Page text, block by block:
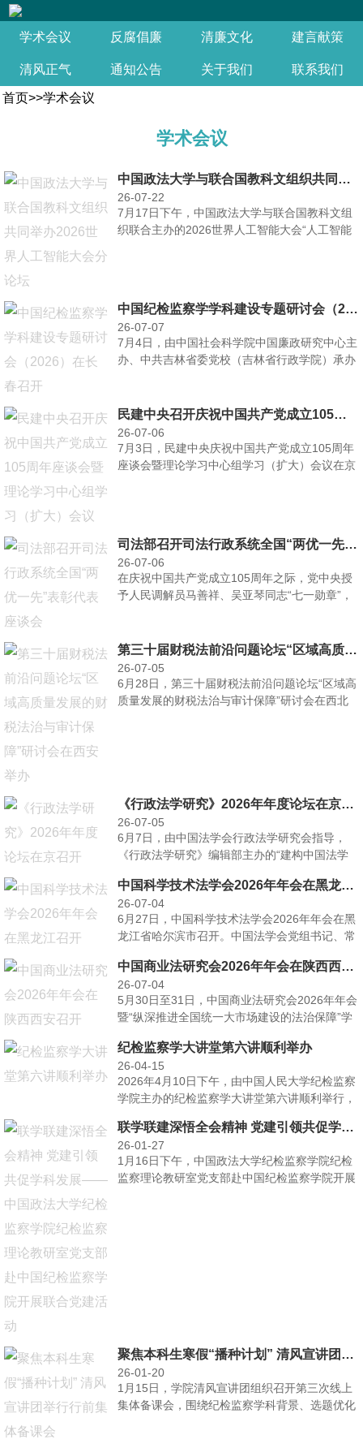
学术会议 反腐倡廉 清廉文化 建言献策
清风正气 通知公告 关于我们 联系我们
首页>>学术会议
学术会议
中国政法大学与联合国教科文组织共同举办2026世界人工智能大会分论坛
26-07-22
7月17日下午，中国政法大学与联合国教科文组
织联合主办的2026世界人工智能大会“人工智能
中国纪检监察学学科建设专题研讨会（2026）在长春召开
26-07-07
7月4日，由中国社会科学院中国廉政研究中心主
办、中共吉林省委党校（吉林省行政学院）承办
民建中央召开庆祝中国共产党成立105周年座谈会暨理论学习中心组学习（扩大）会议
26-07-06
7月3日，民建中央庆祝中国共产党成立105周年
座谈会暨理论学习中心组学习（扩大）会议在京
司法部召开司法行政系统全国“两优一先”表彰代表座谈会
26-07-06
在庆祝中国共产党成立105周年之际，党中央授
予人民调解员马善祥、吴亚琴同志“七一勋章”，
第三十届财税法前沿问题论坛“区域高质量发展的财税法治与审计保障”研讨会在西安举办
26-07-05
6月28日，第三十届财税法前沿问题论坛“区域高
质量发展的财税法治与审计保障”研讨会在西北
《行政法学研究》2026年年度论坛在京召开
26-07-05
6月7日，由中国法学会行政法学研究会指导，
《行政法学研究》编辑部主办的“建构中国法学
中国科学技术法学会2026年年会在黑龙江召开
26-07-04
6月27日，中国科学技术法学会2026年年会在黑
龙江省哈尔滨市召开。中国法学会党组书记、常
中国商业法研究会2026年年会在陕西西安召开
26-07-04
5月30日至31日，中国商业法研究会2026年年会
暨“纵深推进全国统一大市场建设的法治保障”学
纪检监察学大讲堂第六讲顺利举办
26-04-15
2026年4月10日下午，由中国人民大学纪检监察
学院主办的纪检监察学大讲堂第六讲顺利举行，
联学联建深悟全会精神 党建引领共促学科发展——中国政法大学纪检监察学院纪检监察理论教研室党支部赴中国纪检监察学院开展联合党建活动
26-01-27
1月16日下午，中国政法大学纪检监察学院纪检
监察理论教研室党支部赴中国纪检监察学院开展
聚焦本科生寒假“播种计划” 清风宣讲团举行行前集体备课会
26-01-20
1月15日，学院清风宣讲团组织召开第三次线上
集体备课会，围绕纪检监察学科背景、选题优化